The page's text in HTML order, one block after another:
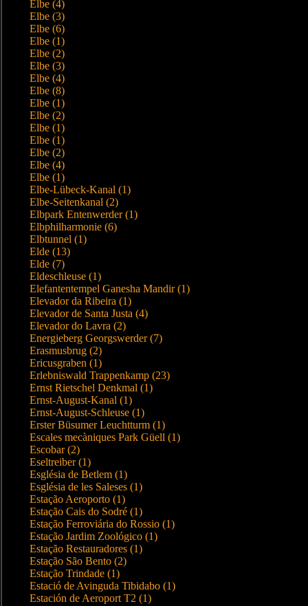
Elbe (4)
Elbe (3)
Elbe (6)
Elbe (1)
Elbe (2)
Elbe (3)
Elbe (4)
Elbe (8)
Elbe (1)
Elbe (2)
Elbe (1)
Elbe (1)
Elbe (2)
Elbe (4)
Elbe (1)
Elbe-Lübeck-Kanal (1)
Elbe-Seitenkanal (2)
Elbpark Entenwerder (1)
Elbphilharmonie (6)
Elbtunnel (1)
Elde (13)
Elde (7)
Eldeschleuse (1)
Elefantentempel Ganesha Mandir (1)
Elevador da Ribeira (1)
Elevador de Santa Justa (4)
Elevador do Lavra (2)
Energieberg Georgswerder (7)
Erasmusbrug (2)
Ericusgraben (1)
Erlebniswald Trappenkamp (23)
Ernst Rietschel Denkmal (1)
Ernst-August-Kanal (1)
Ernst-August-Schleuse (1)
Erster Büsumer Leuchtturm (1)
Escales mecàniques Park Güell (1)
Escobar (2)
Eseltreiber (1)
Església de Betlem (1)
Església de les Saleses (1)
Estação Aeroporto (1)
Estação Cais do Sodré (1)
Estação Ferroviária do Rossio (1)
Estação Jardim Zoológico (1)
Estação Restauradores (1)
Estação São Bento (2)
Estação Trindade (1)
Estació de Avinguda Tibidabo (1)
Estación de Aeroport T2 (1)